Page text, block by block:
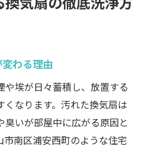
わる理由
埃が日々蓄積し、放置する
くなります。汚れた換気扇は
いが部屋中に広がる原因と
南区浦安西町のような住宅